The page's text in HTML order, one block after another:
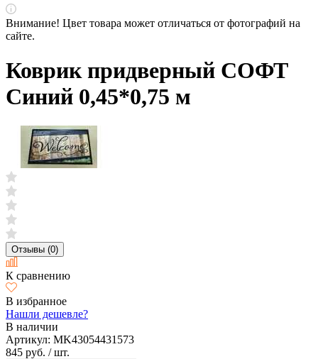
Внимание! Цвет товара может отличаться от фотографий на
сайте.
Коврик придверный СОФТ
Синий 0,45*0,75 м
Отзывы (0)
К сравнению
В избранное
Нашли дешевле?
В наличии
Артикул: MK43054431573
845 руб. / шт.